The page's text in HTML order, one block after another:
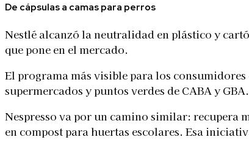
De cápsulas a camas para perros
Nestlé alcanzó la neutralidad en plástico y
que pone en el mercado.
El programa más visible para los consumidores
supermercados y puntos verdes de CABA y
Nespresso va por un camino similar: recupera
en compost para huertas escolares. Esa